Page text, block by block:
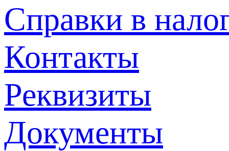
Справки в
Контакты
Реквизиты
Документы